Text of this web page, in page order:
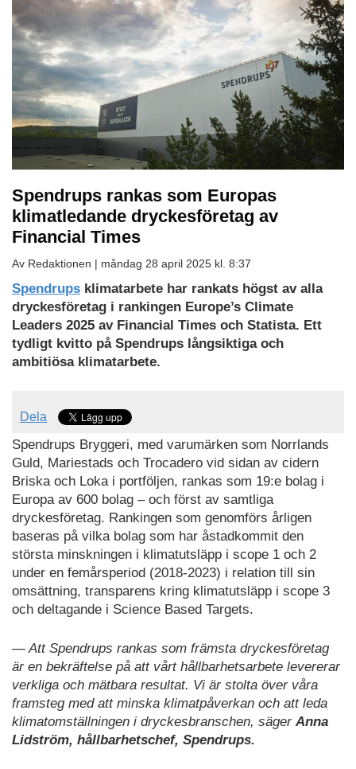
Spendrups rankas som Europas
klimatledande dryckesföretag av
Financial Times
Av Redaktionen | måndag 28 april 2025 kl. 8:37
Spendrups klimatarbete har rankats högst av alla
dryckesföretag i rankingen Europe’s Climate
Leaders 2025 av Financial Times och Statista. Ett
tydligt kvitto på Spendrups långsiktiga och
ambitiösa klimatarbete.
Dela
Spendrups Bryggeri, med varumärken som Norrlands
Guld, Mariestads och Trocadero vid sidan av cidern
Briska och Loka i portföljen, rankas som 19:e bolag i
Europa av 600 bolag – och först av samtliga
dryckesföretag. Rankingen som genomförs årligen
baseras på vilka bolag som har åstadkommit den
största minskningen i klimatutsläpp i scope 1 och 2
under en femårsperiod (2018-2023) i relation till sin
omsättning, transparens kring klimatutsläpp i scope 3
och deltagande i Science Based Targets.
— Att Spendrups rankas som främsta dryckesföretag
är en bekräftelse på att vårt hållbarhetsarbete levererar
verkliga och mätbara resultat. Vi är stolta över våra
framsteg med att minska klimatpåverkan och att leda
klimatomställningen i dryckesbranschen, säger Anna
Lidström, hållbarhetschef, Spendrups.